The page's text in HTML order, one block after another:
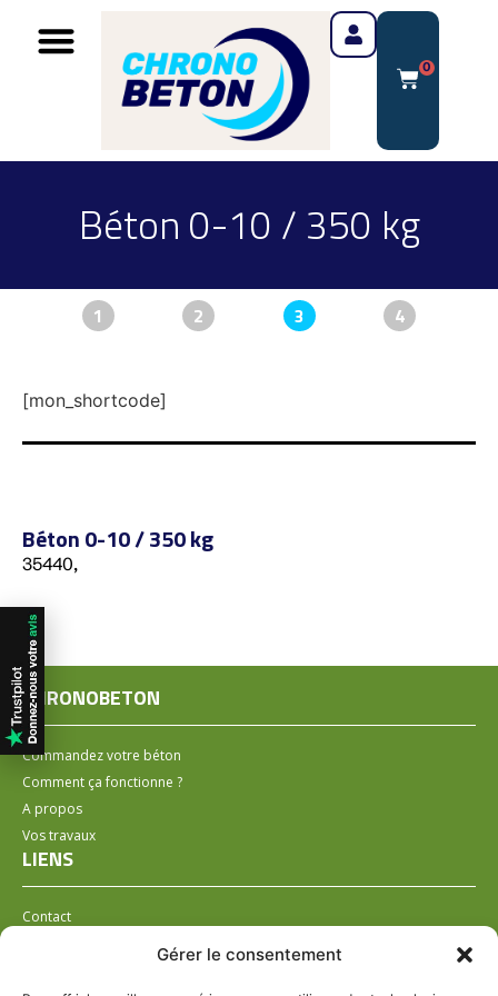
Gérer le consentement
0
Béton 0-10 / 350 kg
1 2 3 4
[mon_shortcode]
Béton 0-10 / 350 kg
35440,
CHRONOBETON
Commandez votre béton
Comment ça fonctionne ?
A propos
Vos travaux
LIENS
Contact